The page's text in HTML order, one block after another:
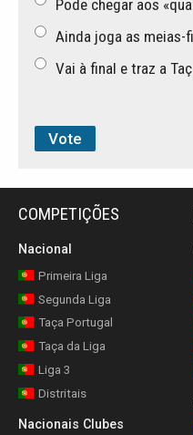
Pode chegar aos
Ainda joga as meias-
Vai à final e traz a
COMPETIÇÕES
Nacional
Primeira Liga
Segunda Liga
Taça Portugal
Taça da Liga
Liga 3
Distritais
Nacionais Clubes